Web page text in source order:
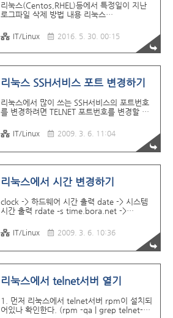
리눅스(Centos,RHEL)등에서 특정일이 지난
로그파일 삭제 방법 내용 리눅스
투비등의 로그가 많이 차지해서 주기적으로 지
워야 할때가 있다. 그럴때는 find명령어로 특
정일이 지난 파일을 검색해서 삭제하는 방법으
\; - 사용방법 1 find
/tmax/jeus5/logs/Intra20 -type f -mtime
+200 -exec rm -f {} \; 위 소스 코드는
/tmax/jeus5/logs/intra20이라는 폴더에서
200일이 지난 파일을 검색해서 지우라는 명령
고, 자동으로 지우..
IT/Linux 2016. 5. 30. 00:15
리눅스 SSH서비스 포트 변경하기
리눅스에서 많이 쓰는 SSH서비스의 포트번호
를 변경하려면 TELNET 포트번호를 변경할 때
니라 /etc/ssh/sshd_config 파일에 있는 Port
부분을 변경하면 된다. telnet은 기본적으로
standalone방식이 아닌 xinetd 모드로 운영
포트를 변경해주면 포트가 변경되지만 ssh는
기본적으로 standalone방식이므로
/etc/ssh/sshd_config파일의 포트를 변경해
행해주면 된다. 서비스 재시작 방법 : service
sshd restart
IT/Linux 2009. 3. 6. 11:04
리눅스에서 시간 변경하기
clock -> 하드웨어 시간 출력 date -> 시스템
시간 출력 rdate –s time.bora.net ->
드웨어 시간에 동기화 시킨다. rdate –p
time.bora.net -> time.bora.net에서 날짜와
시간으로 동기화) hwclock --systohc (시스템
시간을 하드웨어시간으로 동기화)
IT/Linux 2009. 3. 6. 10:36
리눅스에서 telnet서버 열기
1. 먼저 리눅스에서 telnet서버 rpm이 설치되
어있나 확인한다. (rpm -qa | grep telnet-